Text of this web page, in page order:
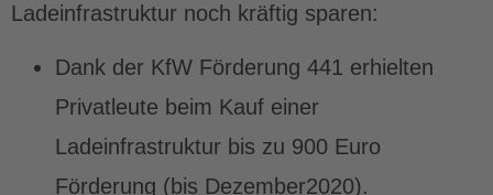
Ladeinfrastruktur noch kräftig sparen:
Dank der KfW Förderung 441 erhielten
Privatleute beim Kauf einer
Ladeinfrastruktur bis zu 900 Euro
Förderung (bis Dezember2020).